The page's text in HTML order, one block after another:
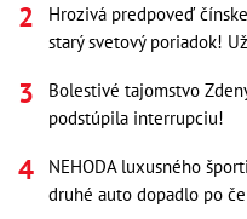
Hrozivá predpoveď
starý svetový poriadok!
Bolestivé tajomstvo
podstúpila interrupciu!
NEHODA luxusného
druhé auto dopadlo po